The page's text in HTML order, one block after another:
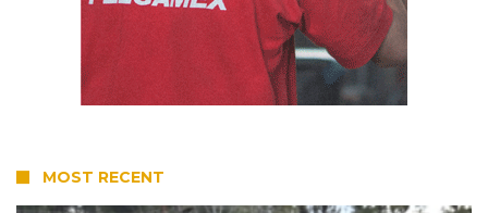
MOST RECENT